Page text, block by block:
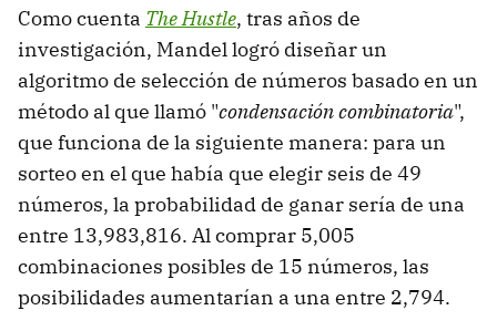
Como cuenta The Hustle, tras años de
investigación, Mandel logró diseñar un
algoritmo de selección de números basado en un
método al que llamó "condensación combinatoria",
que funciona de la siguiente manera: para un
sorteo en el que había que elegir seis de 49
números, la probabilidad de ganar sería de una
entre 13,983,816. Al comprar 5,005
combinaciones posibles de 15 números, las
posibilidades aumentarían a una entre 2,794.